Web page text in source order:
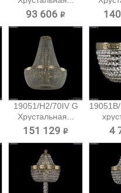
93 606 ₽
19051/H2/70IV G
Хрустальная...
151 129 ₽ 4